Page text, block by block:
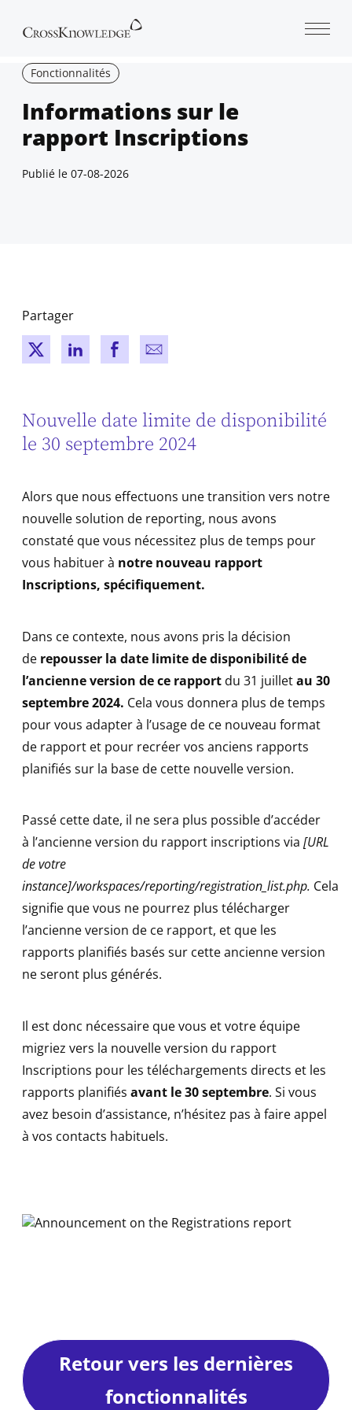
Fonctionnalités
Informations sur le
rapport Inscriptions
Publié le 07-08-2026
Partager
New windowNew window
New windowNew window
Nouvelle date limite de disponibilité
le 30 septembre 2024
Alors que nous effectuons une transition vers notre
nouvelle solution de reporting, nous avons
constaté que vous nécessitez plus de temps pour
vous habituer à notre nouveau rapport
Inscriptions, spécifiquement.
Dans ce contexte, nous avons pris la décision
de repousser la date limite de disponibilité de
l’ancienne version de ce rapport du 31 juilletau 30
septembre 2024. Cela vous donnera plus de temps
pour vous adapter à l’usage de ce nouveau format
de rapport et pour recréer vos anciens rapports
planifiés sur la base de cette nouvelle version.
Passé cette date, il ne sera plus possible d’accéder
à l’ancienne version du rapport inscriptions via [URL
de votre
instance]/workspaces/reporting/registration_list.php. Cela
signifie que vous ne pourrez plus télécharger
l’ancienne version de ce rapport, et que les
rapports planifiés basés sur cette ancienne version
ne seront plus générés.
Il est donc nécessaire que vous et votre équipe
migriez vers la nouvelle version du rapport
Inscriptions pour les téléchargements directs et les
rapports planifiés avant le 30 septembre. Si vous
avez besoin d’assistance, n’hésitez pas à faire appel
à vos contacts habituels.
Retour vers les dernières
fonctionnalités